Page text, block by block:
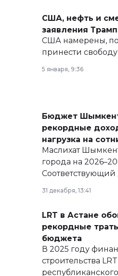
США, нефть и
заявления
США намерены,
принести
5 января, 9:36
Бюджет
рекордные
нагрузка на
Маслихат
города на
Соответствующий
базе
сайте маслихат
31 декабря, 13:41
LRT в Астане
рекордные
бюджета
В 2025 году
строительства